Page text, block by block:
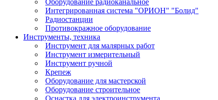
Интегрированная система "ОРИОН" "Болид"
Радиостанции
Противокражное оборудование
Инструменты, техника
Инструмент для малярных работ
Инструмент измерительный
Инструмент ручной
Крепеж
Оборудование для мастерской
Оборудование строительное
Оснастка для электроинструмента